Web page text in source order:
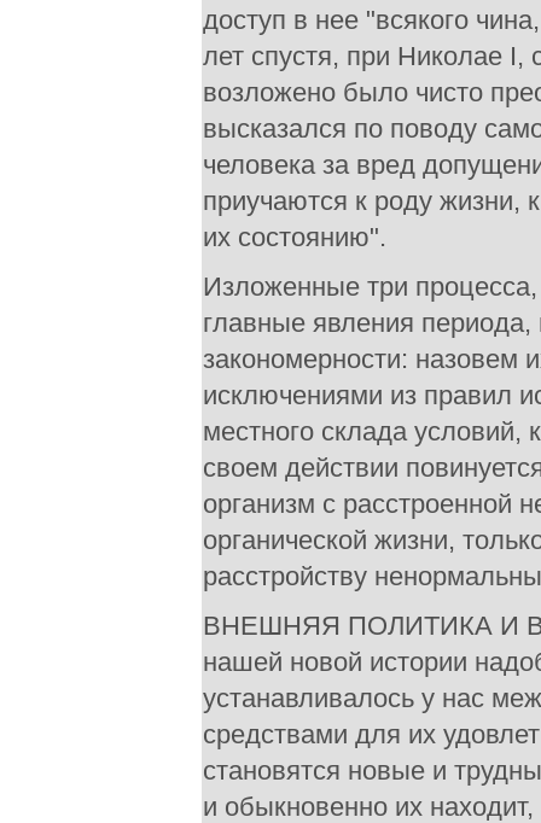
доступ в нее "всякого
лет спустя, при Николае I,
возложено было чисто
высказался по поводу
человека за вред
приучаются к роду жизни,
их состоянию".
Изложенные три
главные явления
закономерности: назовем
исключениями из правил
местного склада
своем действии
организм с расстроенной
органической жизни,
расстройству
ВНЕШНЯЯ ПОЛИТИКА И
нашей новой истории
устанавливалось у нас
средствами для их
становятся новые и
и обыкновенно их